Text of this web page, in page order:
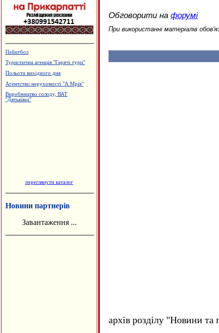
Будцентр "Деніго"
Магазин "Жалюзі"
Магазин "Стиль Пласт" -
Виробництво еластичної резинки
переглянути каталог
Новини партнерів
Завантаження ...
Обговорити на форумі
При використанні матеріалів
архів розділу "Новини та